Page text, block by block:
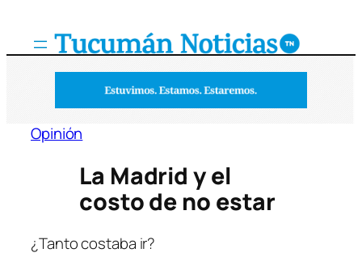
Opinión
La Madrid y el
costo de no estar
¿Tanto costaba ir?